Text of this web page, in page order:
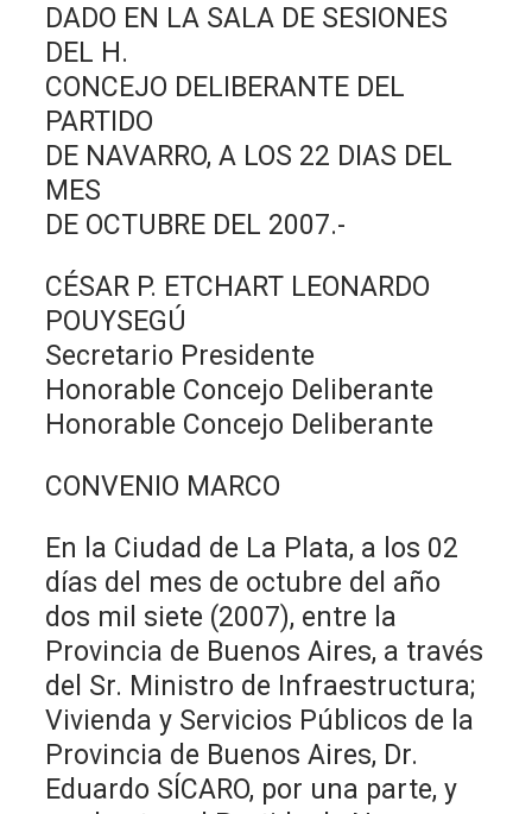
DADO EN LA SALA DE SESIONES
DEL H.
CONCEJO DELIBERANTE DEL
PARTIDO
DE NAVARRO, A LOS 22 DIAS DEL
MES
DE OCTUBRE DEL 2007.-
CÉSAR P. ETCHART LEONARDO
POUYSEGÚ
Secretario Presidente
Honorable Concejo Deliberante
Honorable Concejo Deliberante
CONVENIO MARCO
En la Ciudad de La Plata, a los 02
días del mes de octubre del año
dos mil siete (2007), entre la
Provincia de Buenos Aires, a través
del Sr. Ministro de Infraestructura;
Vivienda y Servicios Públicos de la
Provincia de Buenos Aires, Dr.
Eduardo SÍCARO, por una parte, y